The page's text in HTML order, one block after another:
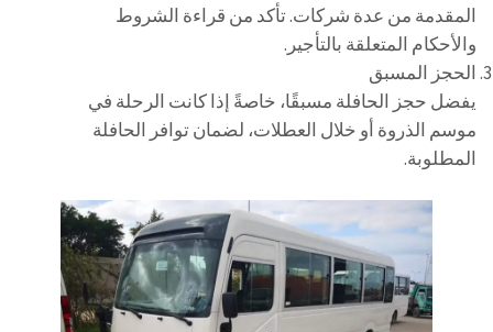
المقدمة من عدة شركات. تأكد من قراءة الشروط
والأحكام المتعلقة بالتأجير.
الحجز المسبق
يفضل حجز الحافلة مسبقًا، خاصةً إذا كانت الرحلة في
موسم الذروة أو خلال العطلات، لضمان توافر الحافلة
المطلوبة.